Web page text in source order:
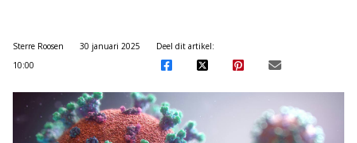
Sterre Roosen
30 januari 2025
10:00
Deel dit artikel: